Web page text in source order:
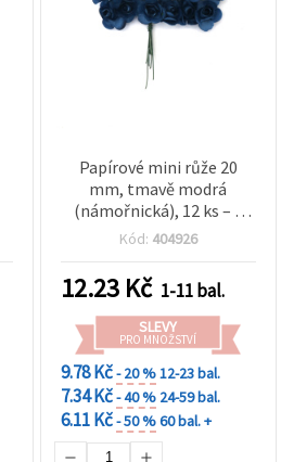
Papírové mini růže 20
mm, tmavě modrá
(námořnická), 12 ks – s
drátěnými stonky, umělé
aranžování, scrapbooking
a svatební dekorace
Kód: 404926
12.23 Kč 1-11 bal.
SLEVY
PRO MNOŽSTVÍ
9.78 Kč- 20 %12-23 bal.
7.34 Kč- 40 % 24-59 bal.
6.11 Kč- 50 %60 bal. +